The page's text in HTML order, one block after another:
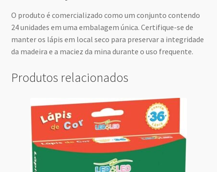
O produto é comercializado como um conjunto contendo
24 unidades em uma embalagem única. Certifique-se de
manter os lápis em local seco para preservar a integridade
da madeira e a maciez da mina durante o uso frequente.
Produtos relacionados